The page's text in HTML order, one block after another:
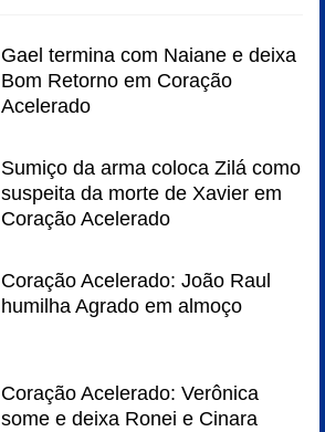
Gael termina com Naiane e deixa
Bom Retorno em Coração
Acelerado
Sumiço da arma coloca Zilá como
suspeita da morte de Xavier em
Coração Acelerado
Coração Acelerado: João Raul
humilha Agrado em almoço
Coração Acelerado: Verônica
some e deixa Ronei e Cinara